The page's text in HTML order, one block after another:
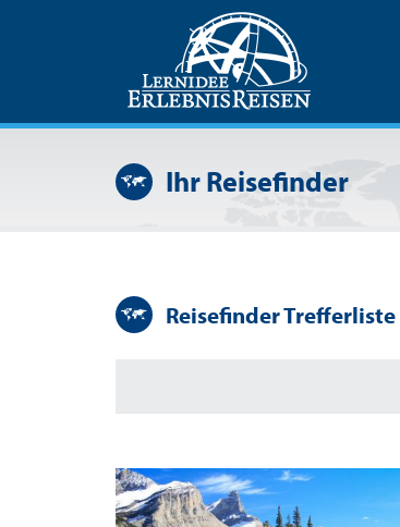
Ihr Reisefinder
Reisefinder Trefferliste